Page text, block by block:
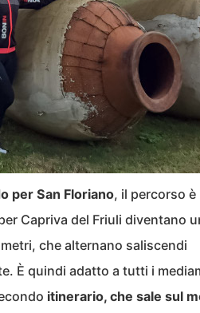
per San Floriano, il percorso è
Capriva del Friuli diventano
che alternano saliscendi
È quindi adatto a tutti i
itinerario, che sale sul